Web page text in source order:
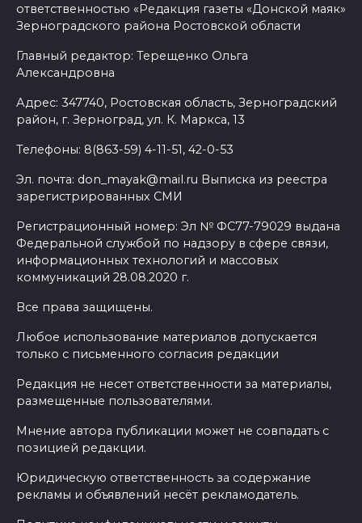
ответственностью «Редакция газеты «Донской маяк»
Зерноградского района Ростовской области
Главный редактор: Терещенко Ольга
Александровна
Адрес: 347740, Ростовская область, Зерноградский
район, г. Зерноград, ул. К. Маркса, 13
Телефоны: 8(863-59) 4-11-51, 42-0-53
Эл. почта: don_mayak@mail.ru Выписка из реестра
зарегистрированных СМИ
Регистрационный номер: Эл № ФС77-79029 выдана
Федеральной службой по надзору в сфере связи,
информационных технологий и массовых
коммуникаций 28.08.2020 г.
Все права защищены.
Любое использование материалов допускается
только с письменного согласия редакции
Редакция не несет ответственности за материалы,
размещенные пользователями.
Мнение автора публикации может не совпадать с
позицией редакции.
Юридическую ответственность за содержание
рекламы и объявлений несёт рекламодатель.